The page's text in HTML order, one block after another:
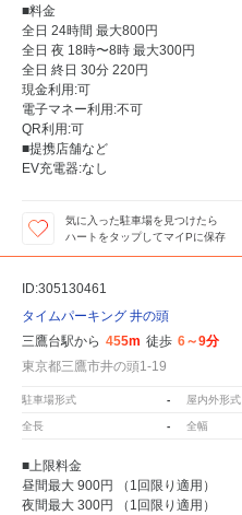
■料金
全日 24時間 最大800円
全日 夜 18時〜8時 最大300円
全日 終日 30分 220円
現金利用:可
電子マネー利用:不可
QR利用:可
■提携店舗など
EV充電器:なし
気に入った駐車場を見つけたら
ハートをタップしてマイPに保存
ID:305130461
タイムパーキング 井の頭
三鷹台駅から 455m 徒歩 6～9分
東京都三鷹市井の頭1-19
駐車場形式 - 屋内外形式
全長 - 全幅
■上限料金
昼間最大 900円 （1回限り適用）
夜間最大 300円 （1回限り適用）